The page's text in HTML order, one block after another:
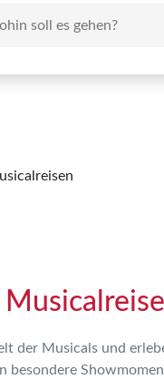
der Musicals und
besondere